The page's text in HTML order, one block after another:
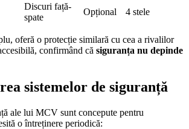
Discuri față-
spate
Opțional 4 stele
oferă o protecție similară cu cea a rivalilor
confirmând că siguranța nu depinde
sistemelor de siguranță
ale lui MCV sunt concepute pentru
o întreținere periodică: